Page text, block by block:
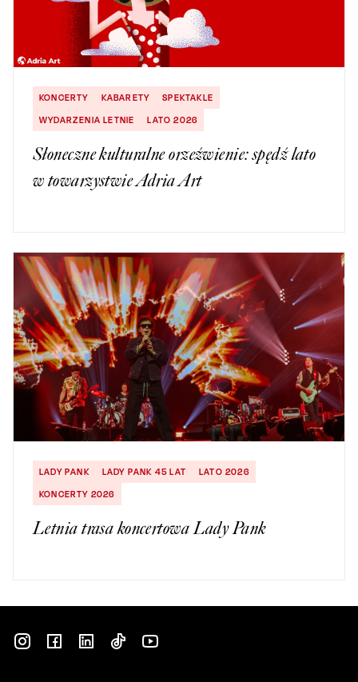
KONCERTY KABARETY
SPEKTAKLE
WYDARZENIA LETNIE
LATO 2026
Słoneczne kulturalne orzeźwienie: spędź lato
w towarzystwie Adria Art
LADY PANK LADY PANK 45 LAT
LATO 2026
KONCERTY 2026
Letnia trasa koncertowa Lady Pank